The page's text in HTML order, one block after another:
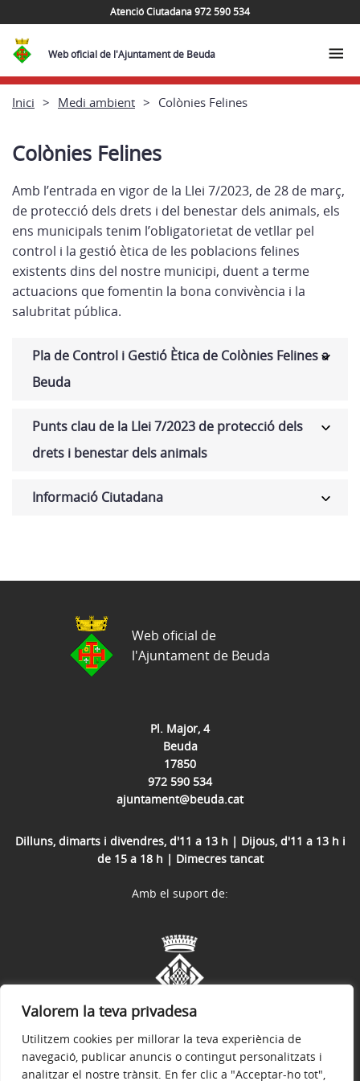
Valorem la teva privadesa
Utilitzem cookies per millorar la teva experiència de
navegació, publicar anuncis o contingut personalitzats i
analitzar el nostre trànsit. En fer clic a "Acceptar-ho tot",
Atenció Ciutadana 972 590 534
Web oficial de l'Ajuntament de Beuda
Inici Medi ambient Colònies Felines
Colònies Felines
Amb l’entrada en vigor de la Llei 7/2023, de 28 de març,
de protecció dels drets i del benestar dels animals, els
ens municipals tenim l’obligatorietat de vetllar pel
control i la gestió ètica de les poblacions felines
existents dins del nostre municipi, duent a terme
actuacions que fomentin la bona convivència i la
salubritat pública.
Pla de Control i Gestió Ètica de Colònies Felines a
Beuda
Punts clau de la Llei 7/2023 de protecció dels
drets i benestar dels animals
Informació Ciutadana
Pl. Major, 4
Beuda
17850
972 590 534
ajuntament@beuda.cat
Dilluns, dimarts i divendres, d'11 a 13 h | Dijous, d'11 a 13 h i
de 15 a 18 h | Dimecres tancat
Web oficial de
l'Ajuntament de Beuda
Amb el suport de: